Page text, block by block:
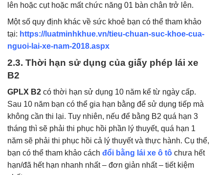
lên hoặc cụt hoặc mất chức năng 01 bàn chân trở lên.
Một số quy định khác về sức khoẻ bạn có thể tham khảo
tại: https://luatminhkhue.vn/tieu-chuan-suc-khoe-cua-
nguoi-lai-xe-nam-2018.aspx
2.3. Thời hạn sử dụng của giấy phép lái xe
B2
GPLX B2 có thời hạn sử dụng 10 năm kể từ ngày cấp.
Sau 10 năm bạn có thể gia hạn bằng để sử dụng tiếp mà
không cần thi lại. Tuy nhiên, nếu để bằng B2 quá hạn 3
tháng thì sẽ phải thi phục hồi phần lý thuyết, quá hạn 1
năm sẽ phải thi phục hồi cả lý thuyết và thực hành. Cụ thể,
bạn có thể tham khảo cách đổi bằng lái xe ô tô chưa hết
hạn/đã hết hạn nhanh nhất – đơn giản nhất – tiết kiệm